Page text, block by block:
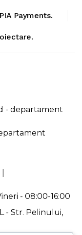
Payments.
- departament
- 08:00-16:00
- Str. Pelinului,